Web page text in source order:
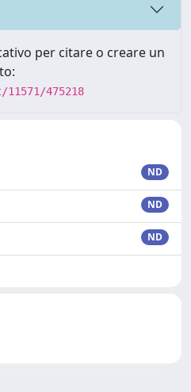
per citare o creare un
475218
ND
ND
ND